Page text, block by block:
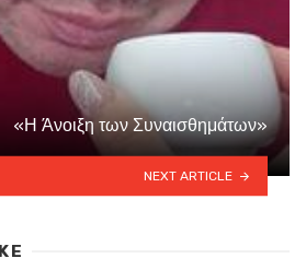
«Η Άνοιξη των Συναισθημάτων»
NEXT ARTICLE